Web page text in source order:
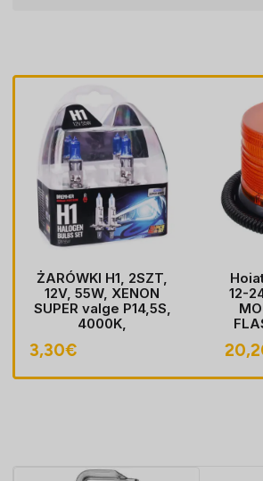
ŻARÓWKI H1, 2SZT,
12V, 55W, XENON
SUPER valge P14,5S,
4000K,
3,30€
12-